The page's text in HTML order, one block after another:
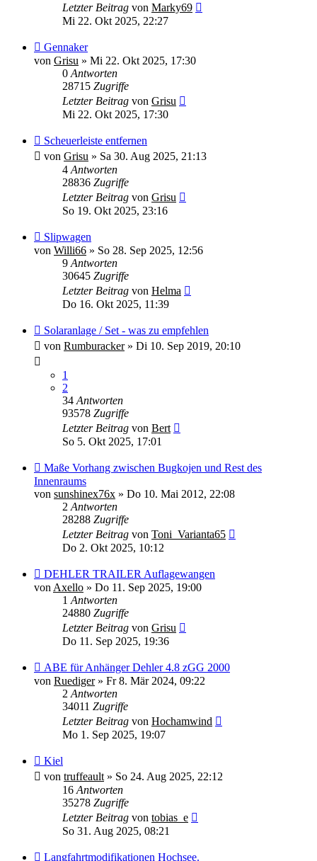
Letzter Beitrag von Marky69
Mi 22. Okt 2025, 22:27
Gennaker
von Grisu » Mi 22. Okt 2025, 17:30
0 Antworten
28715 Zugriffe
Letzter Beitrag von Grisu
Mi 22. Okt 2025, 17:30
Scheuerleiste entfernen
von Grisu » Sa 30. Aug 2025, 21:13
4 Antworten
28836 Zugriffe
Letzter Beitrag von Grisu
So 19. Okt 2025, 23:16
Slipwagen
von Willi66 » So 28. Sep 2025, 12:56
9 Antworten
30645 Zugriffe
Letzter Beitrag von Helma
Do 16. Okt 2025, 11:39
Solaranlage / Set - was zu empfehlen
von Rumburacker» Di 10. Sep 2019, 20:10
1
2
34 Antworten
93578 Zugriffe
Letzter Beitrag von Bert
So 5. Okt 2025, 17:01
Maße Vorhang zwischen Bugkojen und Rest des
Innenraums
von sunshinex76x » Do 10. Mai 2012, 22:08
2 Antworten
28288 Zugriffe
Letzter Beitrag von Toni_Varianta65
Do 2. Okt 2025, 10:12
DEHLER TRAILER Auflagewangen
von Axello » Do 11. Sep 2025, 19:00
1 Antworten
24880 Zugriffe
Letzter Beitrag von Grisu
Do 11. Sep 2025, 19:36
ABE für Anhänger Dehler 4.8 zGG 2000
von Ruediger» Fr 8. Mär 2024, 09:22
2 Antworten
34011 Zugriffe
Letzter Beitrag von Hochamwind
Mo 1. Sep 2025, 19:07
Kiel
von truffeault » So 24. Aug 2025, 22:12
16 Antworten
35278 Zugriffe
Letzter Beitrag von tobias_e
So 31. Aug 2025, 08:21
Langfahrtmodifikationen Hochsee.